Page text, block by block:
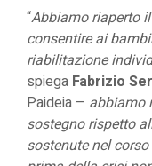
“Abbiamo riaperto
consentire ai
riabilitazione
spiega Fabrizio
Paideia – abbiamo
sostegno rispetto
sostenute nel